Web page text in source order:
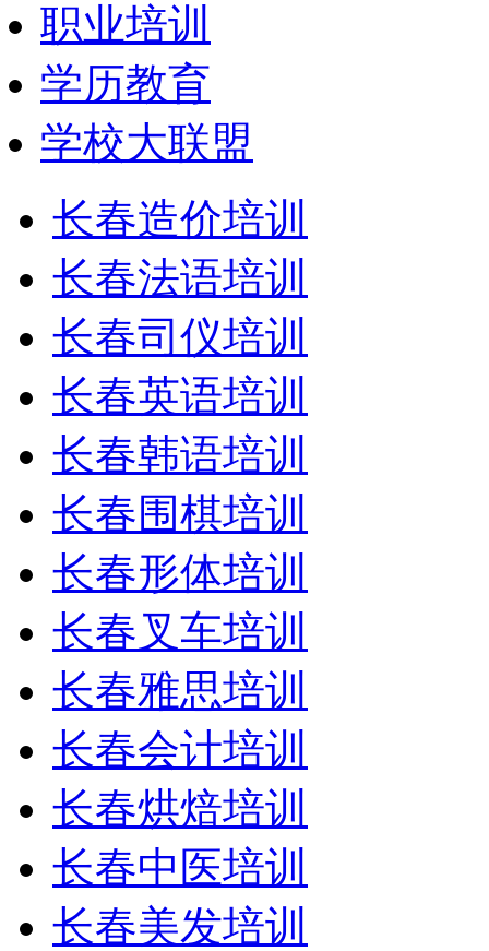
职业培训
学历教育
学校大联盟
长春造价培训
长春法语培训
长春司仪培训
长春英语培训
长春韩语培训
长春围棋培训
长春形体培训
长春叉车培训
长春雅思培训
长春会计培训
长春烘焙培训
长春中医培训
长春美发培训